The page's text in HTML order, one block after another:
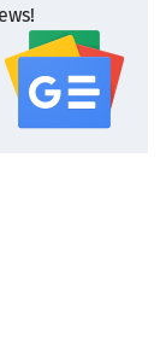
serwisu